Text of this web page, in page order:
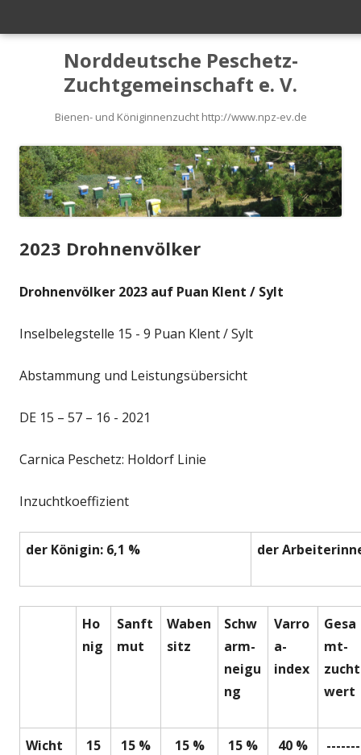
Norddeutsche Peschetz-
Zuchtgemeinschaft e. V.
Bienen- und Königinnenzucht http://www.npz-ev.de
2023 Drohnenvölker
Drohnenvölker 2023 auf Puan Klent / Sylt
Inselbelegstelle 15 - 9 Puan Klent / Sylt
Abstammung und Leistungsübersicht
DE 15 – 57 – 16 - 2021
Carnica Peschetz: Holdorf Linie
Inzuchtkoeffizient
der Königin: 6,1 % der
Ho
nig
Sanft
mut
Waben
sitz
Schw
arm-
neigu
ng
Varro
a-
index
Gesa
mt-
zucht
wert
Wicht
15
15 % 15 % 15 % 40 %
-------